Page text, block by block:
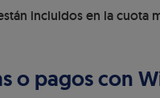
incluidos en la cuota
o pagos con